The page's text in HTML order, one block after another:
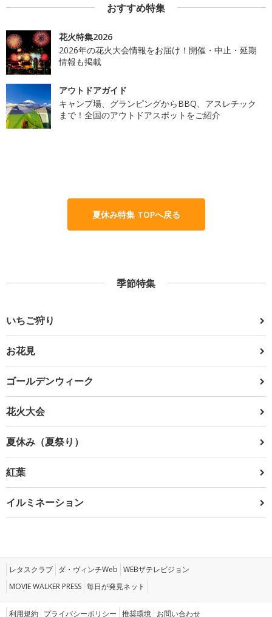
おすすめ特集
花火特集2026
2026年の花火大会情報をお届け！開催・中止・延期
情報も掲載
アウトドアガイド
キャンプ場、グランピングからBBQ、アスレチック
まで！全国のアウトドアスポットをご紹介
夏休み特集 TOPへ戻る
季節特集
いちご狩り
お花見
ゴールデンウィーク
花火大会
夏休み（夏祭り）
紅葉
イルミネーション
レタスクラブ ダ・ヴィンチWeb WEBザテレビジョン
MOVIE WALKER PRESS 毎日が発見ネット
利用規約 プライバシーポリシー 推奨環境 お問い合わせ